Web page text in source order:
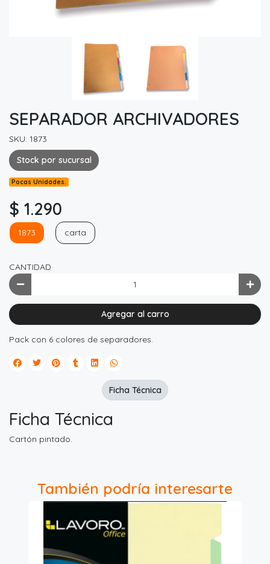
SEPARADOR ARCHIVADORES
SKU: 1873
Stock por sucursal
Pocas Unidades.
$ 1.290
1873 carta
CANTIDAD
Agregar al carro
Pack con 6 colores de separadores.
Ficha Técnica
Cartón pintado.
Ficha Técnica
También podría interesarte